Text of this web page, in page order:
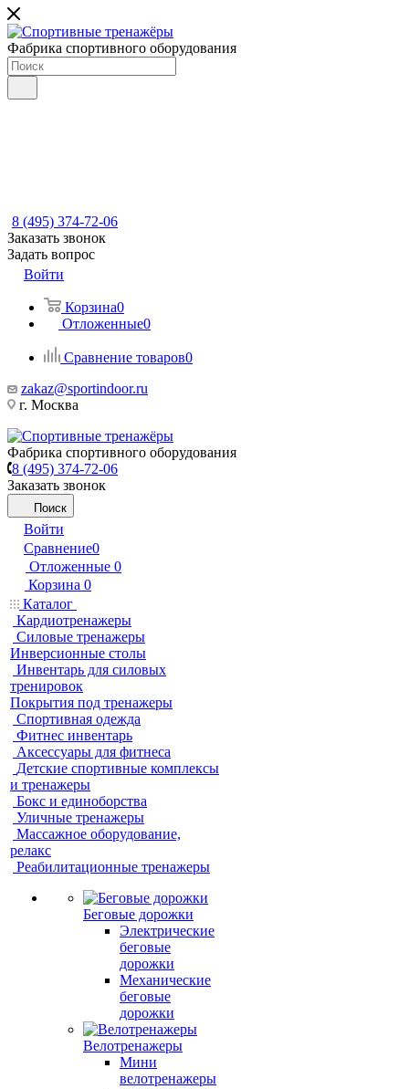
Фабрика спортивного оборудования
8 (495) 374-72-06
Заказать звонок
Задать вопрос
Войти
Корзина0
Отложенные0
Сравнение товаров0
zakaz@sportindoor.ru
г. Москва
Фабрика спортивного оборудования
8 (495) 374-72-06
Заказать звонок
Поиск
Войти
Сравнение0
Отложенные 0
Корзина 0
Каталог
Кардиотренажеры
Силовые тренажеры
Инверсионные столы
Инвентарь для силовых
тренировок
Покрытия под тренажеры
Спортивная одежда
Фитнес инвентарь
Аксессуары для фитнеса
Детские спортивные комплексы
и тренажеры
Бокс и единоборства
Уличные тренажеры
Массажное оборудование,
релакс
Реабилитационные тренажеры
Беговые дорожки
Электрические
беговые
дорожки
Механические
беговые
дорожки
Велотренажеры
Мини
велотренажеры